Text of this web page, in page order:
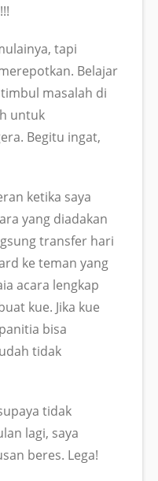
tapi
Belajar
masalah di
untuk
Begitu ingat,
ketika saya
yang diadakan
transfer hari
ke teman yang
acara lengkap
kue. Jika kue
bisa
tidak
tidak
lagi, saya
beres. Lega!